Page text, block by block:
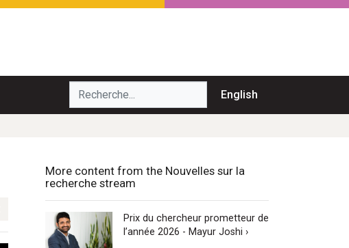
Recherche... English
More content from the Nouvelles sur la
recherche stream
Prix du chercheur prometteur de
l’année 2026 - Mayur Joshi ›